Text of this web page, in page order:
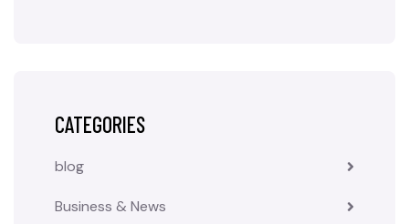
CATEGORIES
blog
Business & News